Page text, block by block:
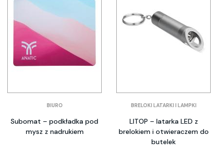
BIURO
Subomat – podkładka pod
mysz z nadrukiem
BRELOKI LATARKI I LAMPKI
LITOP – latarka LED z
brelokiem i otwieraczem do
butelek